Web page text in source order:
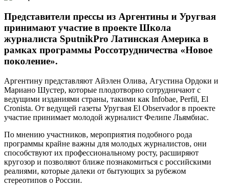
Представители прессы из Аргентины и Уругвая
принимают участие в проекте Школа
журналиста SputnikPro Латинская Америка в
рамках программы Россотрудничества «Новое
поколение».
Аргентину представляют Айэлен Олива, Агустина Ордоки и
Мариано Шустер, которые плодотворно сотрудничают с
ведущими изданиями страны, такими как Infobae, Perfil, El
Cronista. От ведущей газеты Уругвая El Observador в проекте
участие принимает молодой журналист Фелипе Льямбиас.
По мнению участников, мероприятия подобного рода
программы крайне важны для молодых журналистов, они
способствуют их профессиональному росту, расширяют
кругозор и позволяют ближе познакомиться с российскими
реалиями, которые далеки от бытующих за рубежом
стереотипов о России.